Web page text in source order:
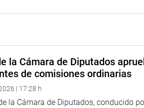
a las municipalidades
Caylloma), San Juan de Siguas, Santa
en proyectos de vivienda y
la Cámara de Diputados
de comisiones ordinarias
| 17:28 h
la Cámara de Diputados, conducido